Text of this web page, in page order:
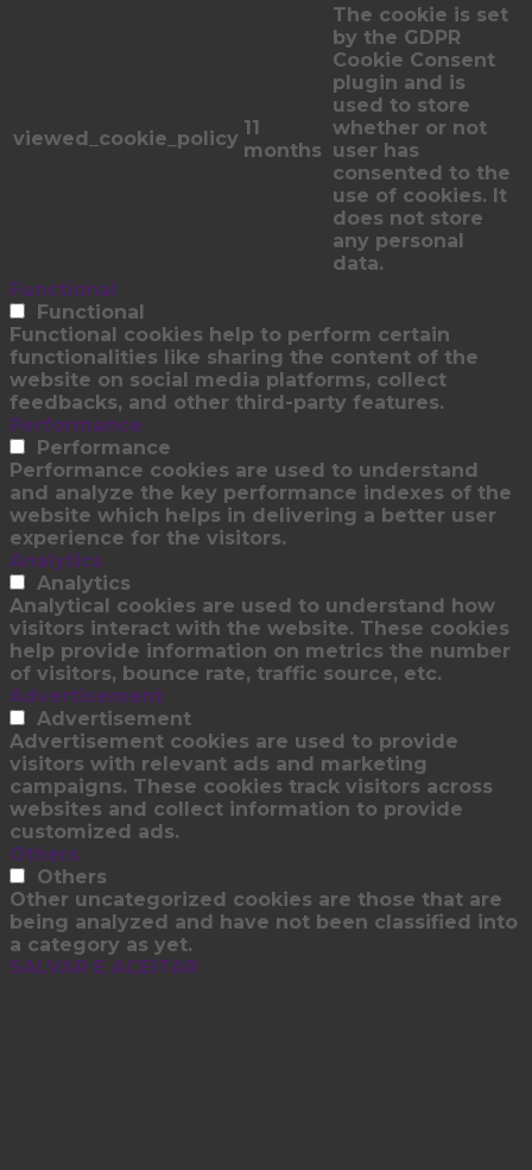
viewed_cookie_policy 11
months
The cookie is set
by the GDPR
Cookie Consent
plugin and is
used to store
whether or not
user has
consented to the
use of cookies. It
does not store
any personal
data.
Functional
Functional
Functional cookies help to perform certain
functionalities like sharing the content of the
website on social media platforms, collect
feedbacks, and other third-party features.
Performance
Performance
Performance cookies are used to understand
and analyze the key performance indexes of the
website which helps in delivering a better user
experience for the visitors.
Analytics
Analytics
Analytical cookies are used to understand how
visitors interact with the website. These cookies
help provide information on metrics the number
of visitors, bounce rate, traffic source, etc.
Advertisement
Advertisement
Advertisement cookies are used to provide
visitors with relevant ads and marketing
campaigns. These cookies track visitors across
websites and collect information to provide
customized ads.
Others
Others
Other uncategorized cookies are those that are
being analyzed and have not been classified into
a category as yet.
SALVAR E ACEITAR